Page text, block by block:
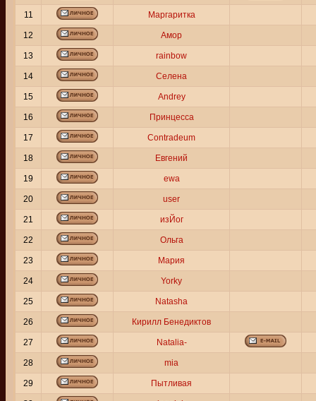
11 Маргаритка
12 Амор
13 rainbow
14 Селена
15 Andrey
16 Принцесса
17 Contradeum
18 Евгений
19 ewa
20 user
21 изЙог
22 Ольга
23 Мария
24 Yorky
25 Natasha
26 Кирилл Бенедиктов
27 Natalia-
28 mia
29 Пытливая